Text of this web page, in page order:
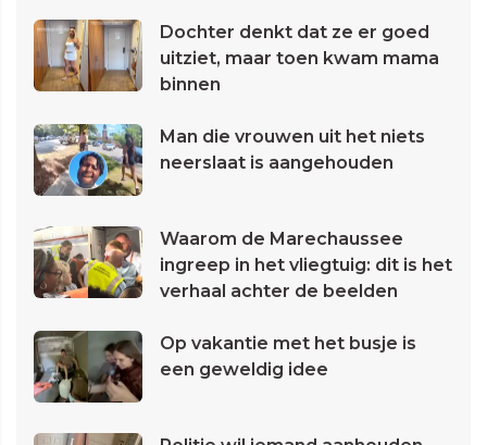
Dochter denkt dat ze er goed
uitziet, maar toen kwam mama
binnen
Man die vrouwen uit het niets
neerslaat is aangehouden
Waarom de Marechaussee
ingreep in het vliegtuig: dit is het
verhaal achter de beelden
Op vakantie met het busje is
een geweldig idee